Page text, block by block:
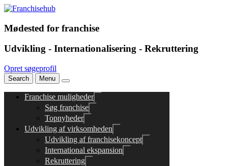
Mødested for franchise
Udvikling - Internationalisering - Rekruttering
Opret søgeprofil
Search Menu
Franchise muligheder
Søg franchise
Topnyheder
Udvikling af virksomheden
Udvikling af franchisekoncept
International ekspansion
Rekruttering